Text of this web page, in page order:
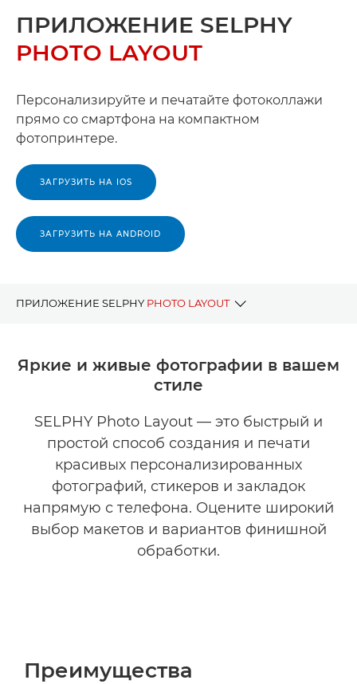
ПРИЛОЖЕНИЕ SELPHY
PHOTO LAYOUT
Персонализируйте и печатайте фотоколлажи
прямо со смартфона на компактном
фотопринтере.
ЗАГРУЗИТЬ НА IOS
ЗАГРУЗИТЬ НА ANDROID
ПРИЛОЖЕНИЕ SELPHY PHOTO LAYOUT
СОВМЕСТИМОСТЬ
Яркие и живые фотографии в вашем
стиле
SELPHY Photo Layout — это быстрый и
простой способ создания и печати
красивых персонализированных
фотографий, стикеров и закладок
напрямую с телефона. Оцените широкий
выбор макетов и вариантов финишной
обработки.
Преимущества